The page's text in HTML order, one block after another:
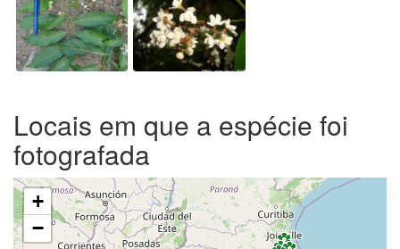
Locais em que a espécie foi
fotografada
+
−